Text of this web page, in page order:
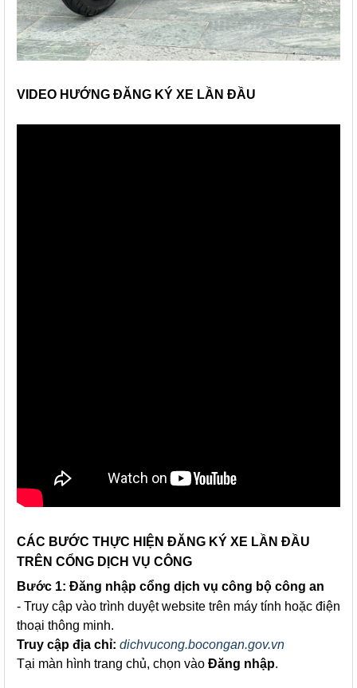
VIDEO HƯỚNG ĐĂNG KÝ XE LẦN ĐẦU
CÁC BƯỚC THỰC HIỆN ĐĂNG KÝ XE LẦN ĐẦU
TRÊN CỔNG DỊCH VỤ CÔNG
Bước 1: Đăng nhập cổng dịch vụ công bộ công an
- Truy cập vào trình duyệt website trên máy tính hoặc điện
thoại thông minh.
Truy cập địa chỉ: dichvucong.bocongan.gov.vn
Tại màn hình trang chủ, chọn vào Đăng nhập.